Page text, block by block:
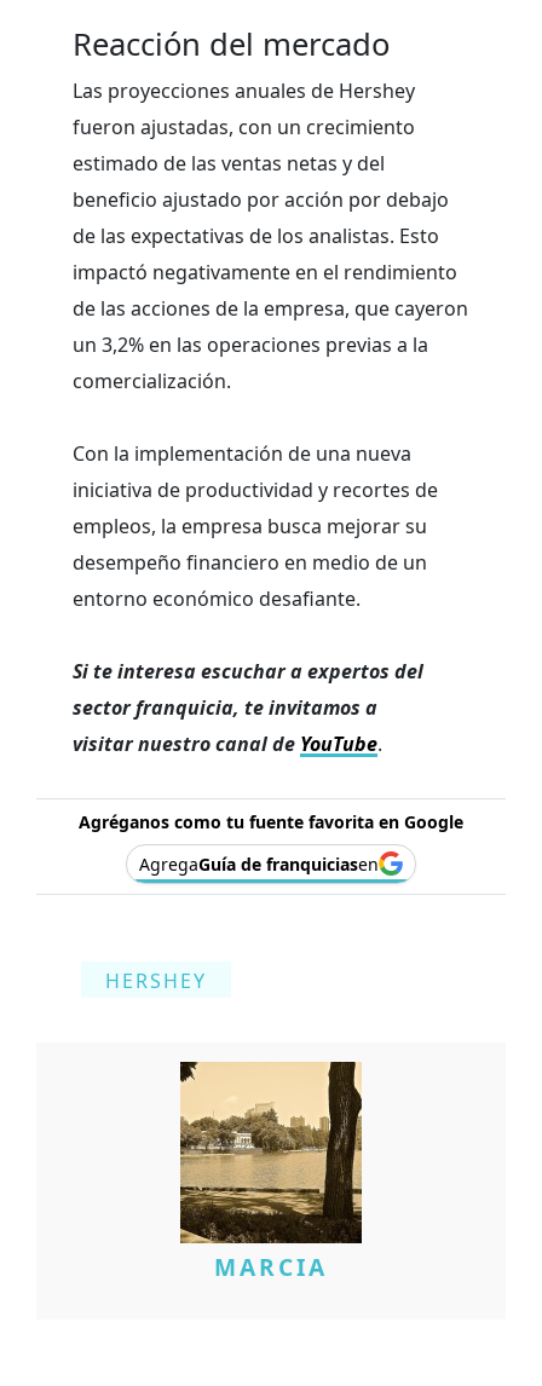
Reacción del mercado
Las proyecciones anuales de Hershey
fueron ajustadas, con un crecimiento
estimado de las ventas netas y del
beneficio ajustado por acción por debajo
de las expectativas de los analistas. Esto
impactó negativamente en el rendimiento
de las acciones de la empresa, que cayeron
un 3,2% en las operaciones previas a la
comercialización.
Con la implementación de una nueva
iniciativa de productividad y recortes de
empleos, la empresa busca mejorar su
desempeño financiero en medio de un
entorno económico desafiante.
Si te interesa escuchar a expertos del
sector franquicia, te invitamos a
visitar nuestro canal de YouTube.
Agréganos como tu fuente favorita en Google
AgregaGuía de franquiciasen
HERSHEY
MARCIA